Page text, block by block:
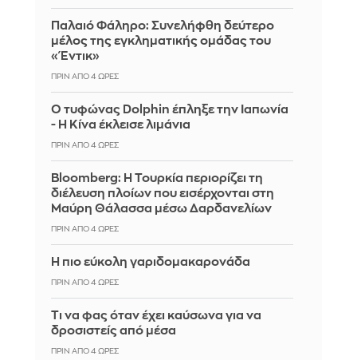
Παλαιό Φάληρο: Συνελήφθη δεύτερο
μέλος της εγκληματικής ομάδας του
«Έντικ»
ΠΡΙΝ ΑΠΌ 4 ΏΡΕΣ
Ο τυφώνας Dolphin έπληξε την Ιαπωνία
- Η Κίνα έκλεισε λιμάνια
ΠΡΙΝ ΑΠΌ 4 ΏΡΕΣ
Bloomberg: Η Τουρκία περιορίζει τη
διέλευση πλοίων που εισέρχονται στη
Μαύρη Θάλασσα μέσω Δαρδανελίων
ΠΡΙΝ ΑΠΌ 4 ΏΡΕΣ
Η πιο εύκολη γαριδομακαρονάδα
ΠΡΙΝ ΑΠΌ 4 ΏΡΕΣ
Τι να φας όταν έχει καύσωνα για να
δροσιστείς από μέσα
ΠΡΙΝ ΑΠΌ 4 ΏΡΕΣ